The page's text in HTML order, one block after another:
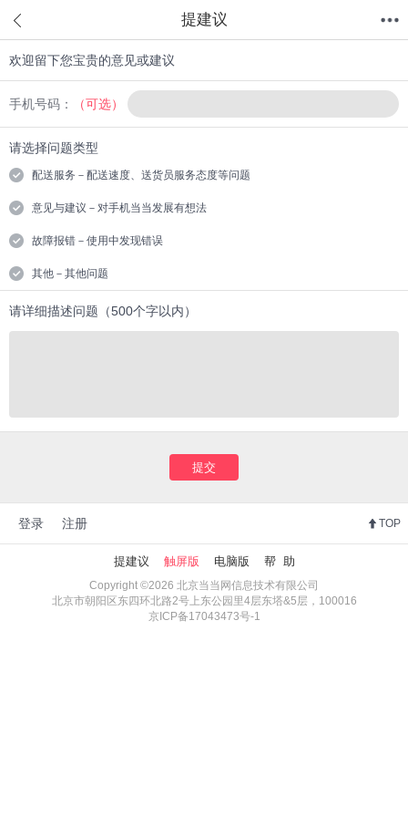
提建议
欢迎留下您宝贵的意见或建议
手机号码： （可选）
请选择问题类型
配送服务－配送速度、送货员服务态度等问题
意见与建议－对手机当当发展有想法
故障报错－使用中发现错误
其他－其他问题
请详细描述问题（500个字以内）
提交
登录 注册 TOP
提建议 触屏版 电脑版 帮 助
Copyright ©2026 北京当当网信息技术有限公司
北京市朝阳区东四环北路2号上东公园里4层东塔&5层，100016
京ICP备17043473号-1